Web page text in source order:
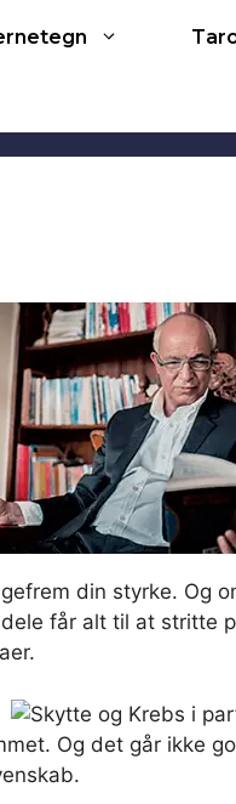
din styrke. Og
får alt til at stritte
Og det går ikke